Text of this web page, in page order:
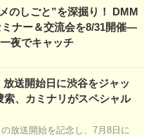
のしごと”を深掘り！ DMM
ナー＆交流会を8/31開催―
夜でキャッチ
送開始日に渋谷をジャッ
索、カミナリがスペシャル
放送開始を記念し、7月8日に